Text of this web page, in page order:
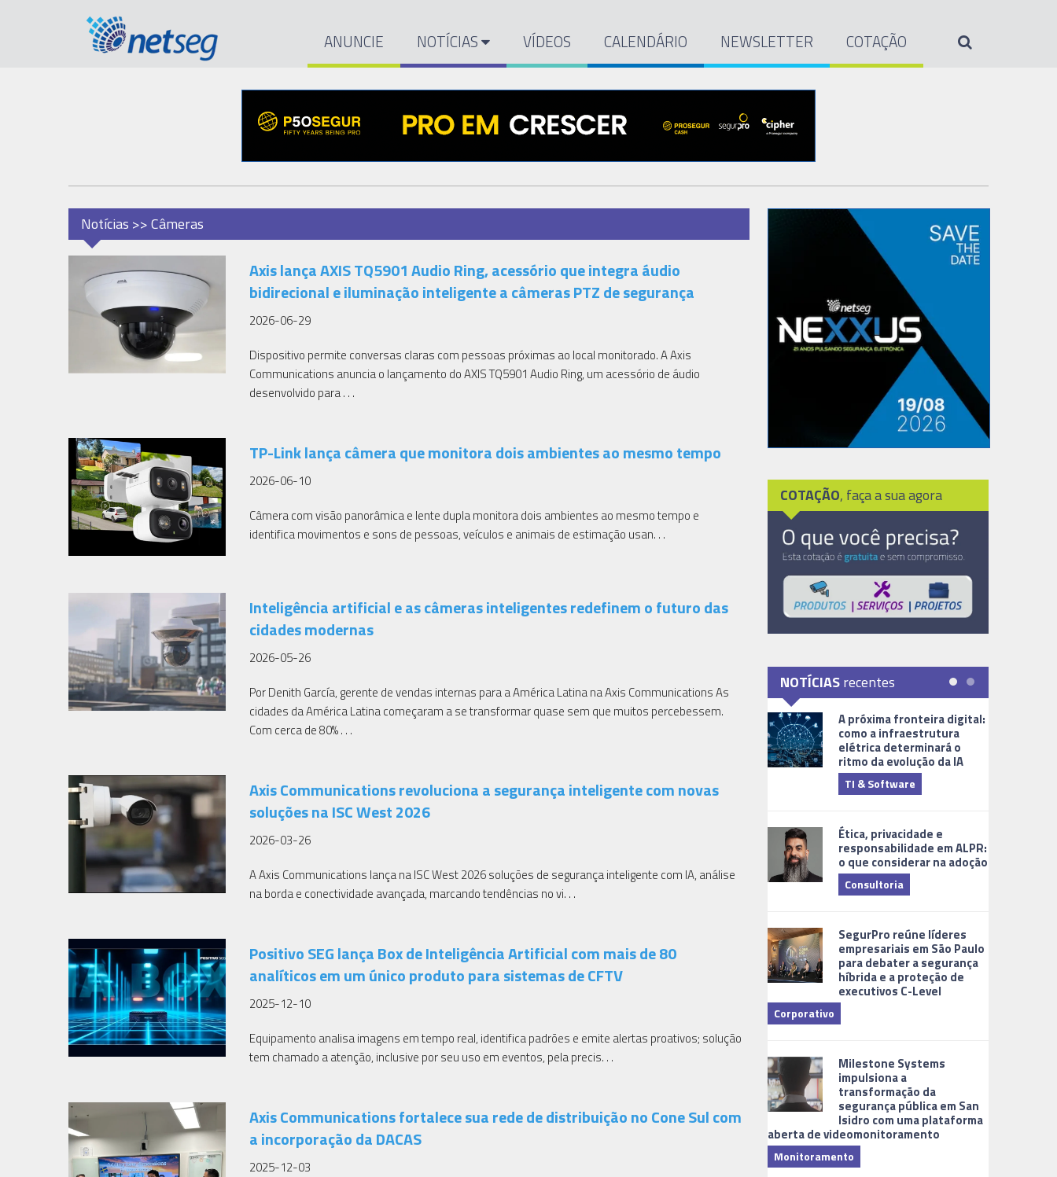
ANUNCIE NOTÍCIAS VÍDEOS CALENDÁRIO NEWSLETTER COTAÇÃO
Notícias >> Câmeras
Axis lança AXIS TQ5901 Audio Ring, acessório que integra áudio
bidirecional e iluminação inteligente a câmeras PTZ de segurança
2026-06-29
Dispositivo permite conversas claras com pessoas próximas ao local monitorado. A Axis
Communications anuncia o lançamento do AXIS TQ5901 Audio Ring, um acessório de áudio
desenvolvido para . . .
TP-Link lança câmera que monitora dois ambientes ao mesmo tempo
2026-06-10
Câmera com visão panorâmica e lente dupla monitora dois ambientes ao mesmo tempo e
identifica movimentos e sons de pessoas, veículos e animais de estimação usan. . .
Inteligência artificial e as câmeras inteligentes redefinem o futuro das
cidades modernas
2026-05-26
Por Denith García, gerente de vendas internas para a América Latina na Axis Communications As
cidades da América Latina começaram a se transformar quase sem que muitos percebessem.
Com cerca de 80% . . .
Axis Communications revoluciona a segurança inteligente com novas
soluções na ISC West 2026
2026-03-26
A Axis Communications lança na ISC West 2026 soluções de segurança inteligente com IA, análise
na borda e conectividade avançada, marcando tendências no vi. . .
Positivo SEG lança Box de Inteligência Artificial com mais de 80
analíticos em um único produto para sistemas de CFTV
2025-12-10
Equipamento analisa imagens em tempo real, identifica padrões e emite alertas proativos; solução
tem chamado a atenção, inclusive por seu uso em eventos, pela precis. . .
Axis Communications fortalece sua rede de distribuição no Cone Sul com
a incorporação da DACAS
2025-12-03
COTAÇÃO, faça a sua agora
NOTÍCIASrecentes
A próxima fronteira digital:
como a infraestrutura
elétrica determinará o
ritmo da evolução da IA
TI & Software
Ética, privacidade e
responsabilidade em ALPR:
o que considerar na adoção
Consultoria
SegurPro reúne líderes
empresariais em São Paulo
para debater a segurança
híbrida e a proteção de
executivos C-Level
Corporativo
Milestone Systems
impulsiona a
transformação da
segurança pública em San
Isidro com uma plataforma
aberta de videomonitoramento
Monitoramento